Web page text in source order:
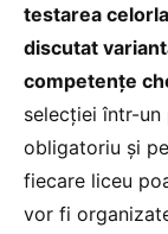
testarea
discutat
competențe
selecției într-
obligatoriu și
fiecare liceu
vor fi